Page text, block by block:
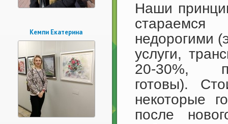
Кемпи Екатерина
Наши
стараемся
недорогими
услуги,
20-30%,
готовы).
некоторые
после